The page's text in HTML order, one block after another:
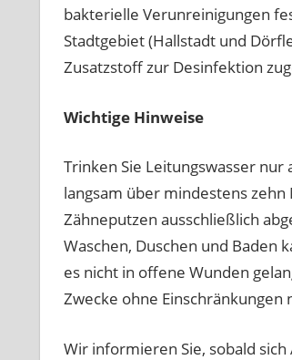
bakterielle Verunreinigungen
Stadtgebiet (Hallstadt und
Zusatzstoff zur Desinfektion
Wichtige Hinweise
Trinken Sie Leitungswasser nur
langsam über mindestens
Zähneputzen ausschließlich
Waschen, Duschen und Baden
es nicht in offene Wunden
Zwecke ohne Einschränkungen
Wir informieren Sie, sobald